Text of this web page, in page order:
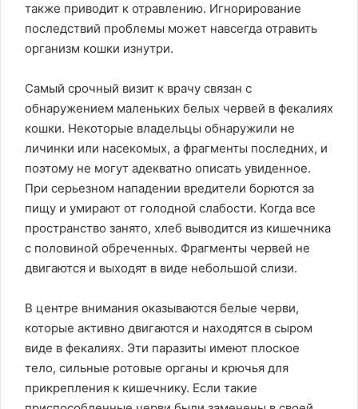
также приводит к отравлению. Игнорирование
последствий проблемы может навсегда отравить
организм кошки изнутри.
Самый срочный визит к врачу связан с
обнаружением маленьких белых червей в фекалиях
кошки. Некоторые владельцы обнаружили не
личинки или насекомых, а фрагменты последних, и
поэтому не могут адекватно описать увиденное.
При серьезном нападении вредители борются за
пищу и умирают от голодной слабости. Когда все
пространство занято, хлеб выводится из кишечника
с половиной обреченных. Фрагменты червей не
двигаются и выходят в виде небольшой слизи.
В центре внимания оказываются белые черви,
которые активно двигаются и находятся в сыром
виде в фекалиях. Эти паразиты имеют плоское
тело, сильные ротовые органы и крючья для
прикрепления к кишечнику. Если такие